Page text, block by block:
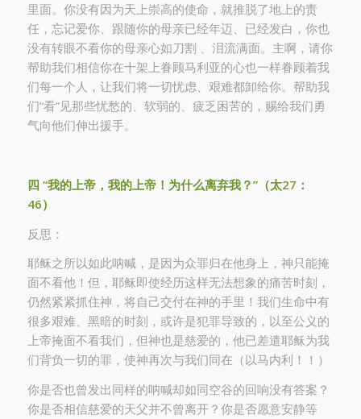
里面。你没有因为天上崇高的使命，就推脱了地上的责
任，忘记爱你、跟随你的母亲已经年迈、已经发白，你也
没有转眼不看你的母亲心如刀割 、泪流满面。主啊，请你
帮助我们相信你在十架上眷顾马利亚的心也一样眷顾着我
们每一个人，让我们将一切忧虑、艰难都卸给你。帮助我
们“看”见那些忧愁的、软弱的、疲乏困苦的，赐给我们勇
气向他们伸出援手。
四 “我的上帝，我的上帝！ 为什么离弃我？”（太27 ：
46）
反思：
耶稣之所以如此呐喊，是因为众罪归在他身上，神只能掩
面不看他！但，耶稣即使经历这样无法想象的痛苦时刻，
仍然紧紧抓住神，将自己交付在神的手里！我们生命中有
很多艰难、黑暗的时刻，或许是犯罪导致的，以至公义的
上帝掩面不看我们，但神也是慈爱的，他已差遣耶稣为我
们背负一切的罪，使神再次与我们同在（以马内利！！）
你是否也曾发出同样的呐喊却如同空谷的回响没有答案？
你是否相信慈爱的天父并不曾离开？你是否愿意安静等